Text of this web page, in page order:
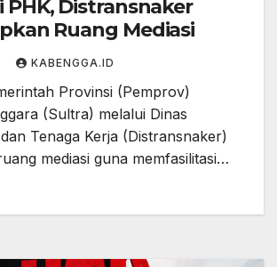
PHK, Distransnaker
Ruang Mediasi
KABENGGA.ID
Provinsi (Pemprov)
(Sultra) melalui Dinas
Tenaga Kerja (Distransnaker)
mediasi guna memfasilitasi…